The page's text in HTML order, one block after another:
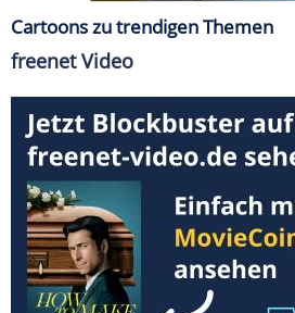
Cartoons zu trendigen Themen
freenet Video